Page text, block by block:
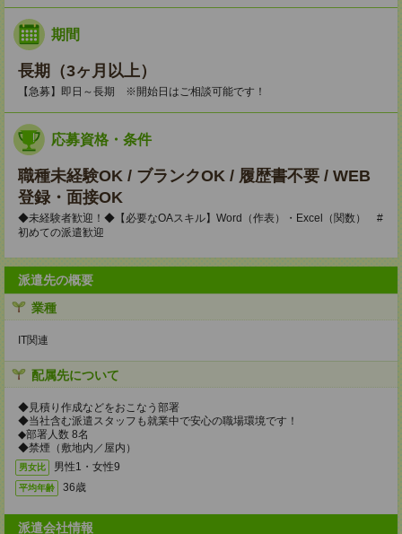
期間
長期（3ヶ月以上）
【急募】即日～長期 ※開始日はご相談可能です！
応募資格・条件
職種未経験OK / ブランクOK / 履歴書不要 / WEB
登録・面接OK
◆未経験者歓迎！◆【必要なOAスキル】Word（作表）・Excel（関数） #
初めての派遣歓迎
派遣先の概要
業種
IT関連
配属先について
◆見積り作成などをおこなう部署
◆当社含む派遣スタッフも就業中で安心の職場環境です！
◆部署人数 8名
◆禁煙（敷地内／屋内）
男女比 男性1・女性9
平均年齢 36歳
派遣会社情報